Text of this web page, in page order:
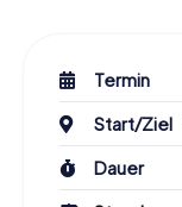
Ein Besuch in
bessere Art, die
Schnitzeljagd. Ihr
lebendige Kultur
der Stadt auf
entdecken. Lernt
Termin
Start/Ziel
Dauer